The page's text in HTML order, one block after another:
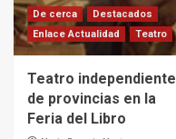
De cerca
Destacados
Enlace Actualidad
Teatro
Teatro independiente
de provincias en la
Feria del Libro